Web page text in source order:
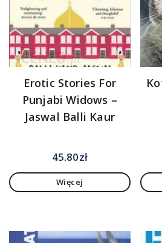
Erotic Stories For
Punjabi Widows –
Jaswal Balli Kaur
45.80zł
Więcej